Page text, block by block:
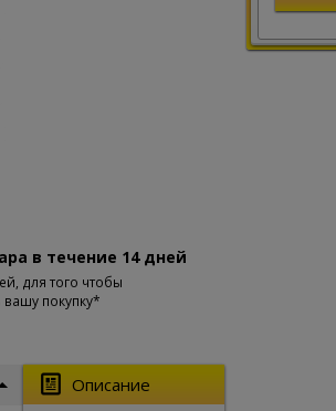
в течение 14 дней
для того чтобы
вашу покупку*
Описание